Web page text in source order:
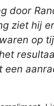
door
ziet hij
op